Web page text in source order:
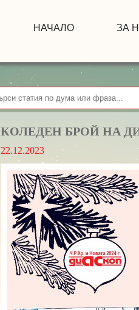
НАЧАЛО ЗА
КОЛЕДЕН БРОЙ НА
22.12.2023